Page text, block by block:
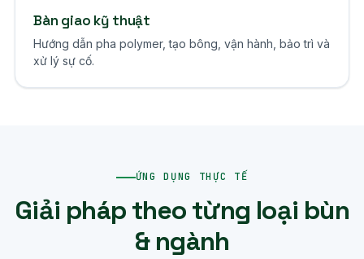
Bàn giao kỹ thuật
Hướng dẫn pha polymer, tạo bông, vận hành, bảo trì và
xử lý sự cố.
ỨNG DỤNG THỰC TẾ
Giải pháp theo từng loại bùn
& ngành